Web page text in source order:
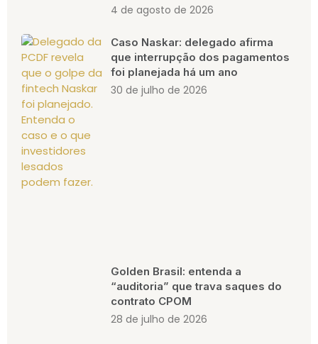
4 de agosto de 2026
Caso Naskar: delegado afirma
que interrupção dos pagamentos
foi planejada há um ano
30 de julho de 2026
Golden Brasil: entenda a
“auditoria” que trava saques do
contrato CPOM
28 de julho de 2026